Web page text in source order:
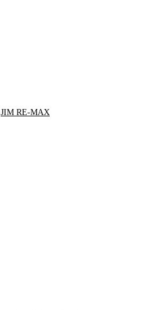
JIM RE-MAX